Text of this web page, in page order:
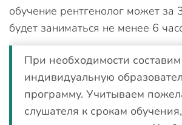
обучение рентгенолог может за
будет заниматься не менее 6
При необходимости составим
индивидуальную
программу. Учитываем
слушателя к срокам